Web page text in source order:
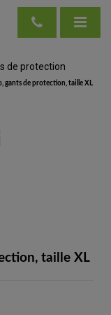
de protection
gants de protection, taille XL
taille XL